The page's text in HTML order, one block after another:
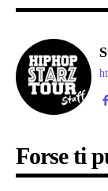
Forse ti